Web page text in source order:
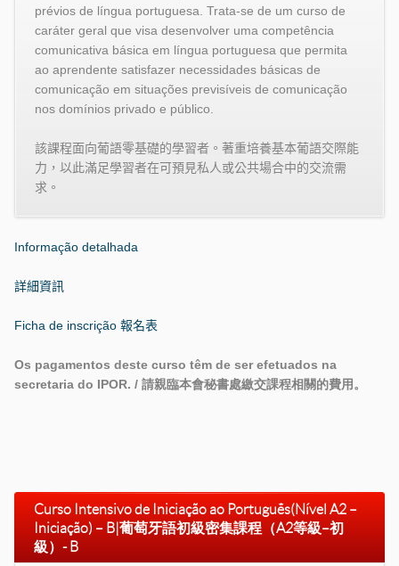
prévios de língua portuguesa. Trata-se de um curso de
caráter geral que visa desenvolver uma competência
comunicativa básica em língua portuguesa que permita
ao aprendente satisfazer necessidades básicas de
comunicação em situações previsíveis de comunicação
nos domínios privado e público.
該課程面向葡語零基礎的學習者。著重培養基本葡語交際能
力，以此滿足學習者在可預見私人或公共場合中的交流需
求。
Informação detalhada
詳細資訊
Ficha de inscrição 報名表
Os pagamentos deste curso têm de ser efetuados na
secretaria do IPOR. / 請親臨本會秘書處繳交課程相關的費用。
Curso Intensivo de Iniciação ao Português(Nível A2 –
Iniciação) – B|葡萄牙語初級密集課程（A2等級–初
級）- B